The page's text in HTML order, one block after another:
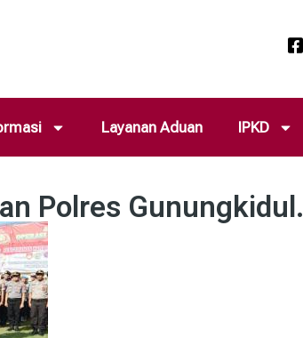
Layanan Aduan IPKD
Polres Gunungkidul.